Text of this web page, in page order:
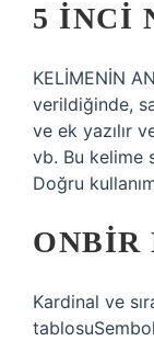
5 INCI
KELİMENİN
verildiğinde,
ve ek yazılır
vb. Bu kelime
Doğru
ONBIR
Kardinal ve